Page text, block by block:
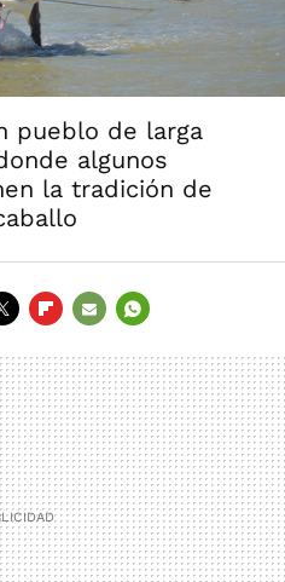
pueblo de larga
algunos
la tradición de
MAIL